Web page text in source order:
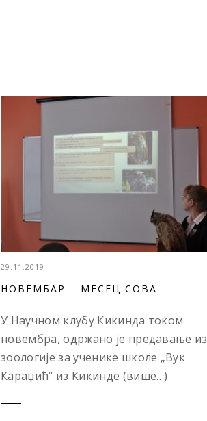
29.11.2019
НОВЕМБАР – МЕСЕЦ СОВА
У Научном клубу Кикинда током
новембра, одржано је предавање из
зоологије за ученике школе „Вук
Караџић“ из Кикинде (више…)